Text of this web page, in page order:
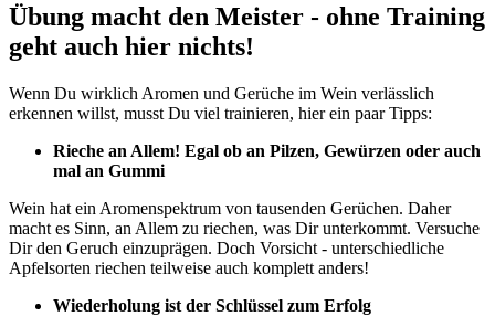
Übung macht den Meister - ohne Training
geht auch hier nichts!
Wenn Du wirklich Aromen und Gerüche im Wein verlässlich
erkennen willst, musst Du viel trainieren, hier ein paar Tipps:
Rieche an Allem! Egal ob an Pilzen, Gewürzen oder auch
mal an Gummi
Wein hat ein Aromenspektrum von tausenden Gerüchen. Daher
macht es Sinn, an Allem zu riechen, was Dir unterkommt. Versuche
Dir den Geruch einzuprägen. Doch Vorsicht - unterschiedliche
Apfelsorten riechen teilweise auch komplett anders!
Wiederholung ist der Schlüssel zum Erfolg